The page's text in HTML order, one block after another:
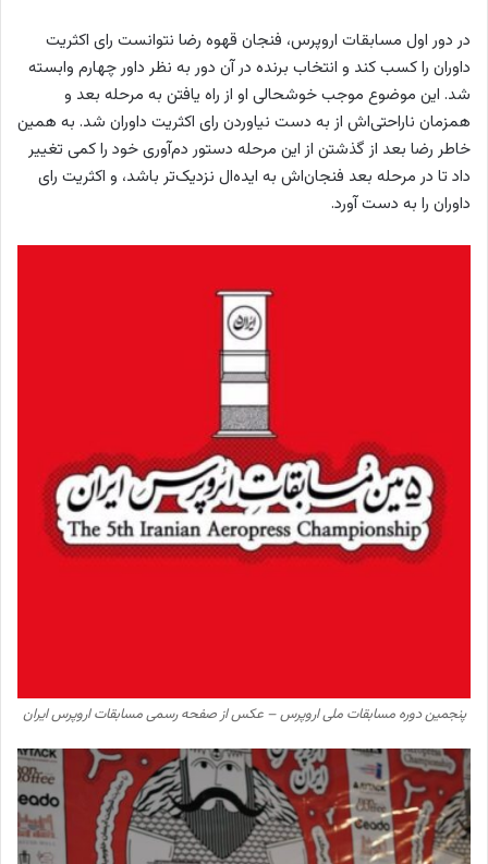
در دور اول مسابقات اروپرس، فنجان قهوه رضا نتوانست رای اکثریت
داوران را کسب کند و انتخاب برنده در آن دور به نظر داور چهارم وابسته
شد. این موضوع موجب خوشحالی او از راه یافتن به مرحله بعد و
همزمان ناراحتی‌اش از به دست نیاوردن رای اکثریت داوران شد. به همین
خاطر رضا بعد از گذشتن از این مرحله دستور دم‌آوری خود را کمی تغییر
داد تا در مرحله بعد فنجان‌اش به ایده‌ال نزدیک‌تر باشد، و اکثریت رای
داوران را به دست آورد.
پنجمین دوره مسابقات ملی اروپرس – عکس از صفحه رسمی مسابقات اروپرس ایران